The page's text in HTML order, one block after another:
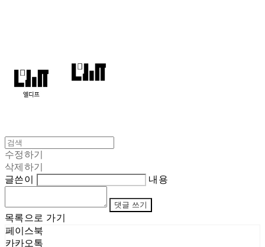
수정하기
삭제하기
글쓴이
내용
댓글 쓰기
목록으로 가기
페이스북
카카오톡